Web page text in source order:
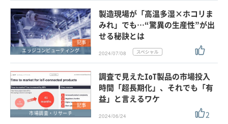
記事
エッジコンピューティング
製造現場が「高温多湿×ホコリま
みれ」でも…“驚異の生産性”が出
せる秘訣とは
2024/07/08
記事
市場調査・リサーチ
調査で見えたIoT製品の市場投入
時間「超長期化」、それでも「有
益」と言えるワケ
2024/06/24 2